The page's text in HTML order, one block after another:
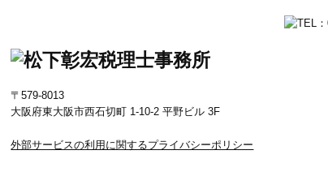
〒579-8013
大阪府東大阪市西石切町 1-10-2 平野ビル 3F
外部サービスの利用に関するプライバシーポリシー